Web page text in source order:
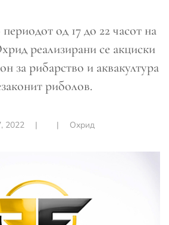
од 17 до 22 часот на
реализирани се акциски
за рибарство и аквакултура
риболов.
2022| | Охрид